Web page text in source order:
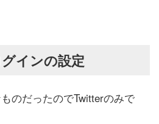
インの設定
のだったのでTwitterのみで